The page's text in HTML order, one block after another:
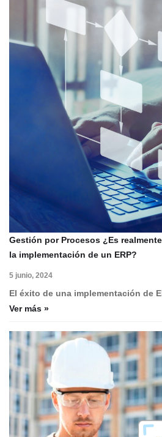
Gestión por Procesos ¿Es
la implementación de un ERP?
5 junio, 2024
El éxito de una implementación de
Ver más »